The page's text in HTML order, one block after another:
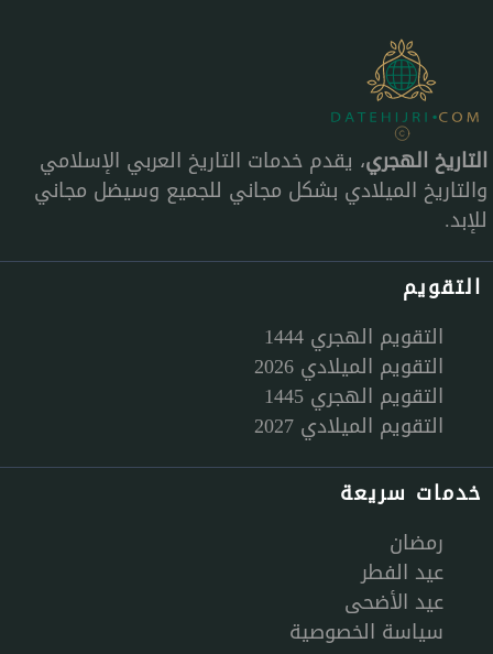
التاريخ الهجري، يقدم خدمات التاريخ العربي الإسلامي
والتاريخ الميلادي بشكل مجاني للجميع وسيضل مجاني
للإبد.
التقويم
التقويم الهجري 1444
التقويم الميلادي 2026
التقويم الهجري 1445
التقويم الميلادي 2027
خدمات سريعة
رمضان
عيد الفطر
عيد الأضحى
سياسة الخصوصية